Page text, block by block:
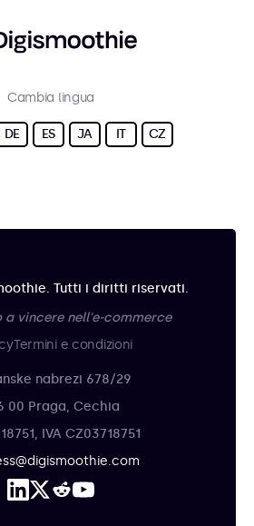
Cambia lingua
DE ES JA IT CZ
Tutti i diritti riservati.
a vincere nell'e-commerce
Termini e condizioni
nabrezi 678/29
00 Praga, Cechia
IVA CZ03718751